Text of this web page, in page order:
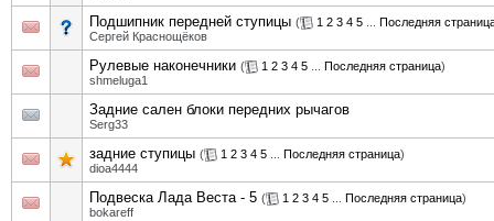
Подшипник передней ступицы ( 1 2 3 4 5
Последняя
Сергей Краснощёков
Рулевые наконечники ( 1 2 3 4 5 Последняя страница)
shmeluga1
Задние сален блоки передних рычагов
Serg33
задние ступицы ( 1 2 3 4 5 Последняя страница)
dioa4444
Подвеска Лада Веста - 5 ( 1 2 3 4 5 Последняя страница)
bokareff